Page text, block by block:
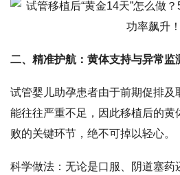
氧。当然，必须严格避免跑跳、
斤）等剧烈运动。另外，移植后请
易引起尿路感染，反而对着床不利
二、 精准护航：黄体支持与异常监
试管婴儿助孕患者由于前期促排及
能往往严重不足，因此移植后的黄
败的关键环节，绝不可掉以轻心。
科学做法：无论是口服、阴道塞药